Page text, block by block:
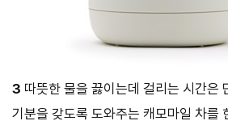
3 따뜻한 물을 끓이는데 걸리는 시간은
기분을 갖도록 도와주는 캐모마일 차를